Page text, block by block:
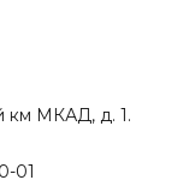
км МКАД, д. 1.
01